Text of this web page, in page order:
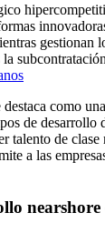
gestionan
como
de desarrollo
talento de
a las